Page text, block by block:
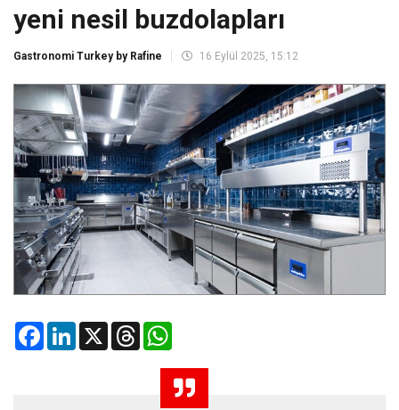
yeni nesil buzdolapları
Gastronomi Turkey by Rafine 16 Eylül 2025, 15:12
FacebookLinkedIn
X Threads